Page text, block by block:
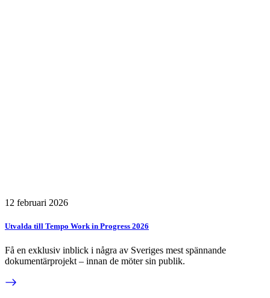
12 februari 2026
Utvalda till Tempo Work in Progress 2026
Få en exklusiv inblick i några av Sveriges mest spännande
dokumentärprojekt – innan de möter sin publik.